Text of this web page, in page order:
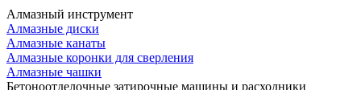
Алмазный инструмент
Алмазные диски
Алмазные канаты
Алмазные коронки для сверления
Алмазные чашки
Бетоноотделочные затирочные машины и расходники